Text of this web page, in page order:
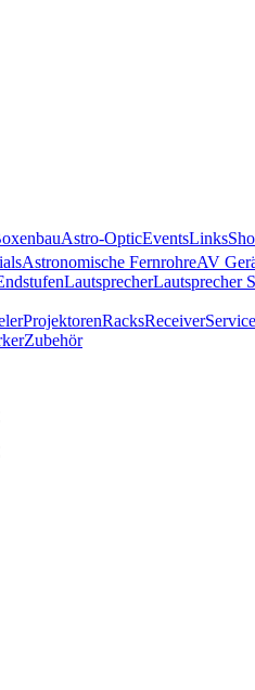
Astro-OpticEventsLinks
Astronomische FernrohreAV
LautsprecherLautsprecher
ProjektorenRacksReceiverService
Zubehör